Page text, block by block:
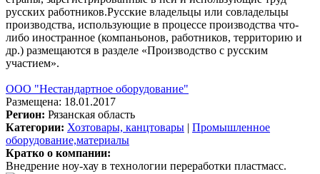
русских работников.Русские владельцы или совладельцы
производства, использующие в процессе производства что-
либо иностранное (компаньонов, работников, территорию и
др.) размещаются в разделе «Производство с русским
участием».
ООО "Нестандартное оборудование"
Размещена: 18.01.2017
Регион: Рязанская область
Категории: Хозтовары, канцтовары | Промышленное
оборудование,материалы
Кратко о компании:
Внедрение ноу-хау в технологии переработки пластмасс.